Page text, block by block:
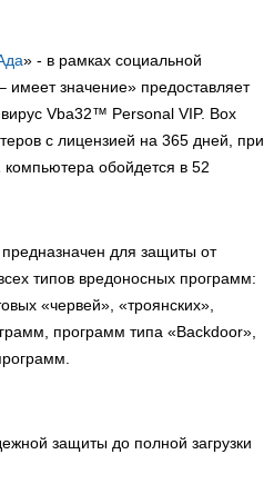
» - в рамках социальной
значение» предоставляет
Vba32™ Personal VIP. Box
с лицензией на 365 дней, при
обойдется в 52
для защиты от
типов вредоносных программ:
«червей», «троянских»,
программ типа «Backdoor»,
защиты до полной загрузки